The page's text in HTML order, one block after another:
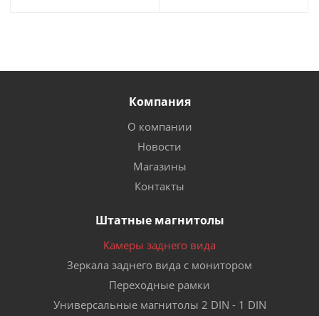
Компания
О компании
Новости
Магазины
Контакты
Штатные магнитолы
Камеры заднего вида
Зеркала заднего вида с монитором
Переходные рамки
Универсальные магнитолы 2 DIN - 1 DIN